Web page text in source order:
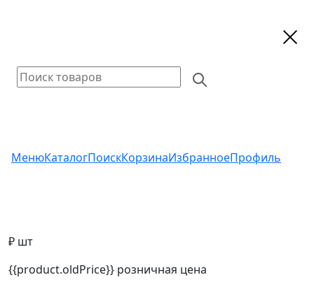
МенюКаталогПоискКорзинаИзбранноеПрофиль
₽ шт
{{product.oldPrice}} розничная цена